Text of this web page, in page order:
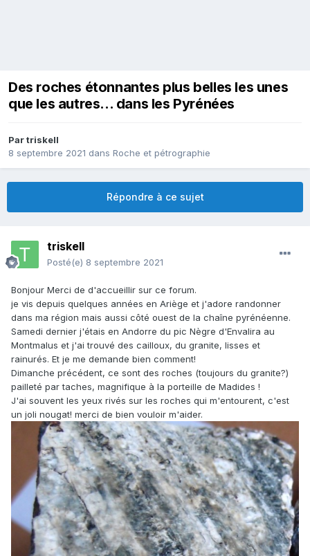
Des roches étonnantes plus belles les unes
que les autres... dans les Pyrénées
Partriskell
8 septembre 2021 dans Roche et pétrographie
Répondre à ce sujet
triskell
Posté(e) 8 septembre 2021
Bonjour Merci de d'accueillir sur ce forum.
je vis depuis quelques années en Ariège et j'adore randonner
dans ma région mais aussi côté ouest de la chaîne pyrénéenne.
Samedi dernier j'étais en Andorre du pic Nègre d'Envalira au
Montmalus et j'ai trouvé des cailloux, du granite, lisses et
rainurés. Et je me demande bien comment!
Dimanche précédent, ce sont des roches (toujours du granite?)
pailleté par taches, magnifique à la porteille de Madides !
J'ai souvent les yeux rivés sur les roches qui m'entourent, c'est
un joli nougat! merci de bien vouloir m'aider.